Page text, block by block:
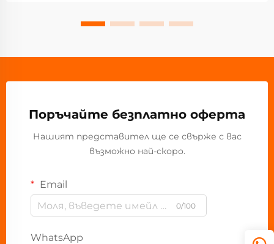
Поръчайте безплатно оферта
Нашият представител ще се свърже с вас
възможно най-скоро.
Email
0/100
WhatsApp